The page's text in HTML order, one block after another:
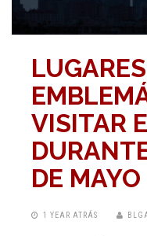
LUGARES
VISITAR
DE MAYO
1 YEAR ATRÁS